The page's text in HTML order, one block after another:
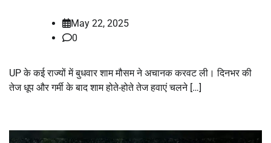
May 22, 2025
0
UP के कई राज्यों में बुधवार शाम मौसम ने अचानक करवट ली। दिनभर की
तेज धूप और गर्मी के बाद शाम होते-होते तेज हवाएं चलने […]